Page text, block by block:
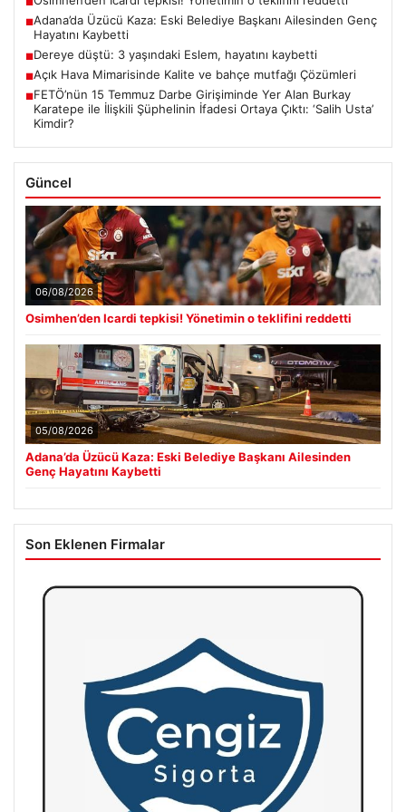
■Adana’da Üzücü Kaza: Eski Belediye Başkanı Ailesinden Genç
Hayatını Kaybetti
■Dereye düştü: 3 yaşındaki Eslem, hayatını kaybetti
■Açık Hava Mimarisinde Kalite ve bahçe mutfağı Çözümleri
■FETÖ’nün 15 Temmuz Darbe Girişiminde Yer Alan Burkay
Karatepe ile İlişkili Şüphelinin İfadesi Ortaya Çıktı: ‘Salih Usta’
Kimdir?
Güncel
06/08/2026
Osimhen’den Icardi tepkisi! Yönetimin o teklifini reddetti
05/08/2026
Adana’da Üzücü Kaza: Eski Belediye Başkanı Ailesinden
Genç Hayatını Kaybetti
Son Eklenen Firmalar